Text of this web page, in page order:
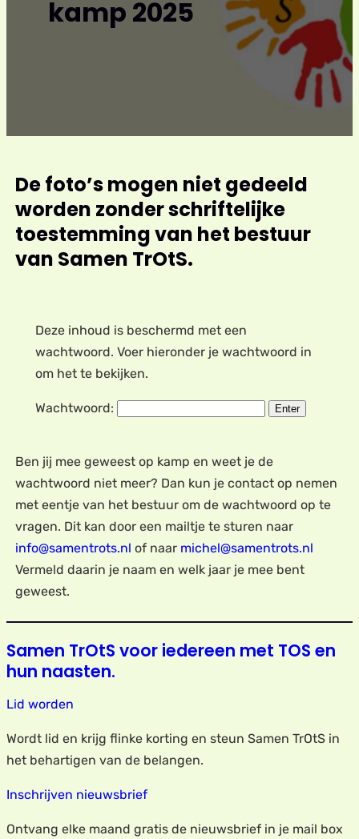
kamp 2025
De foto’s mogen niet gedeeld
worden zonder schriftelijke
toestemming van het bestuur
van Samen TrOtS.
Deze inhoud is beschermd met een
wachtwoord. Voer hieronder je wachtwoord in
om het te bekijken.
Wachtwoord:
Ben jij mee geweest op kamp en weet je de
wachtwoord niet meer? Dan kun je contact op nemen
met eentje van het bestuur om de wachtwoord op te
vragen. Dit kan door een mailtje te sturen naar
info@samentrots.nl of naar michel@samentrots.nl
Vermeld daarin je naam en welk jaar je mee bent
geweest.
Samen TrOtS voor iedereen met TOS en
hun naasten.
Lid worden
Wordt lid en krijg flinke korting en steun Samen TrOtS in
het behartigen van de belangen.
Inschrijven nieuwsbrief
Ontvang elke maand gratis de nieuwsbrief in je mail box